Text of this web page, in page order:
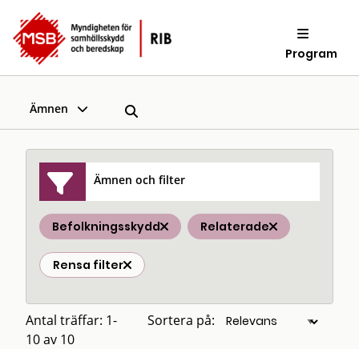
Program
Ämnen
Ämnen och filter
Befolkningsskydd Relaterade
Rensa filter
Antal träffar: 1-
10 av 10
Sortera på: